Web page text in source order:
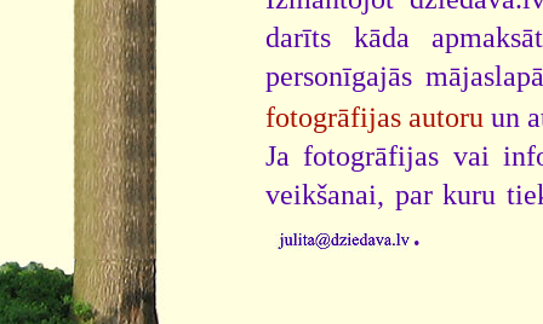
darīts kāda
personīgajās
fotogrāfijas autoru un
Ja fotogrāfijas vai
veikšanai, par kuru
.